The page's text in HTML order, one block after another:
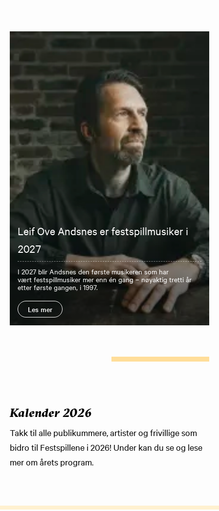
Leif Ove Andsnes er festspillmusiker i
2027
I 2027 blir Andsnes den første musikeren som har
vært festspillmusiker mer enn én gang – nøyaktig tretti år
etter første gangen, i 1997.
Les mer
Kalender 2026
Takk til alle publikummere, artister og frivillige som
bidro til Festspillene i 2026! Under kan du se og lese
mer om årets program.